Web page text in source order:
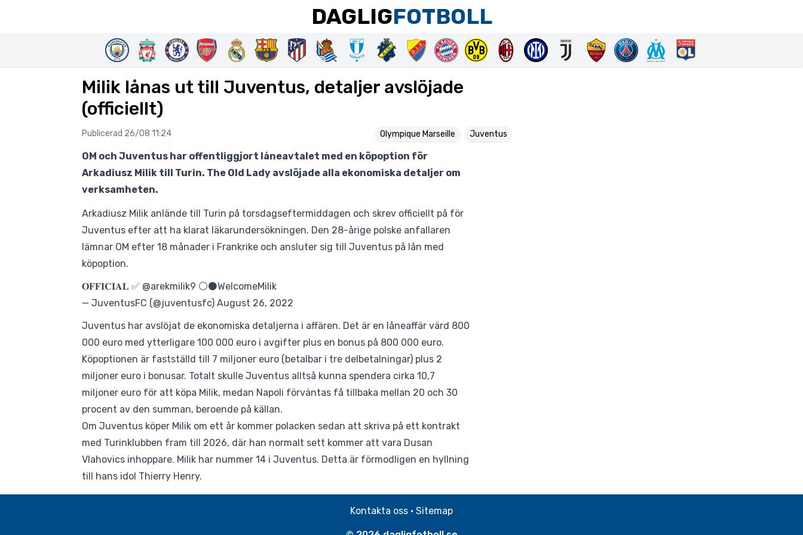
DAGLIGFOTBOLL
Milik lånas ut till Juventus, detaljer avslöjade
(officiellt)
Publicerad 26/08 11:24 Olympique Marseille Juventus
OM och Juventus har offentliggjort låneavtalet med en köpoption för
Arkadiusz Milik till Turin. The Old Lady avslöjade alla ekonomiska detaljer om
verksamheten.
Arkadiusz Milik anlände till Turin på torsdagseftermiddagen och skrev officiellt på för
Juventus efter att ha klarat läkarundersökningen. Den 28-årige polske anfallaren
lämnar OM efter 18 månader i Frankrike och ansluter sig till Juventus på lån med
köpoption.
𝐎𝐅𝐅𝐈𝐂𝐈𝐀𝐋 ✅ @arekmilik9 ⚪️⚫️WelcomeMilik
— JuventusFC (@juventusfc) August 26, 2022
Juventus har avslöjat de ekonomiska detaljerna i affären. Det är en låneaffär värd 800
000 euro med ytterligare 100 000 euro i avgifter plus en bonus på 800 000 euro.
Köpoptionen är fastställd till 7 miljoner euro (betalbar i tre delbetalningar) plus 2
miljoner euro i bonusar. Totalt skulle Juventus alltså kunna spendera cirka 10,7
miljoner euro för att köpa Milik, medan Napoli förväntas få tillbaka mellan 20 och 30
procent av den summan, beroende på källan.
Om Juventus köper Milik om ett år kommer polacken sedan att skriva på ett kontrakt
med Turinklubben fram till 2026, där han normalt sett kommer att vara Dusan
Vlahovics inhoppare. Milik har nummer 14 i Juventus. Detta är förmodligen en hyllning
till hans idol Thierry Henry.
Kontakta oss · Sitemap